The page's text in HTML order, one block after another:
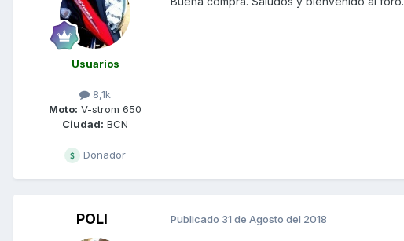
Usuarios
8,1k
Moto: V-strom 650
Ciudad: BCN
Donador
POLI Publicado 31 de Agosto del 2018